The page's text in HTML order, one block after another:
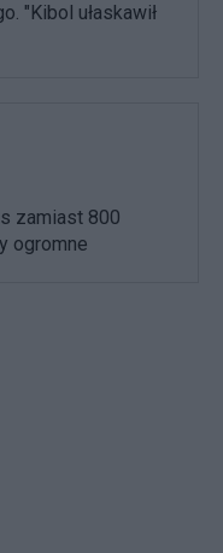
"Kibol ułaskawił
zamiast 800
ogromne